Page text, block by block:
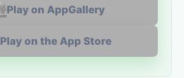
Play on AppGallery
Play on the App Store